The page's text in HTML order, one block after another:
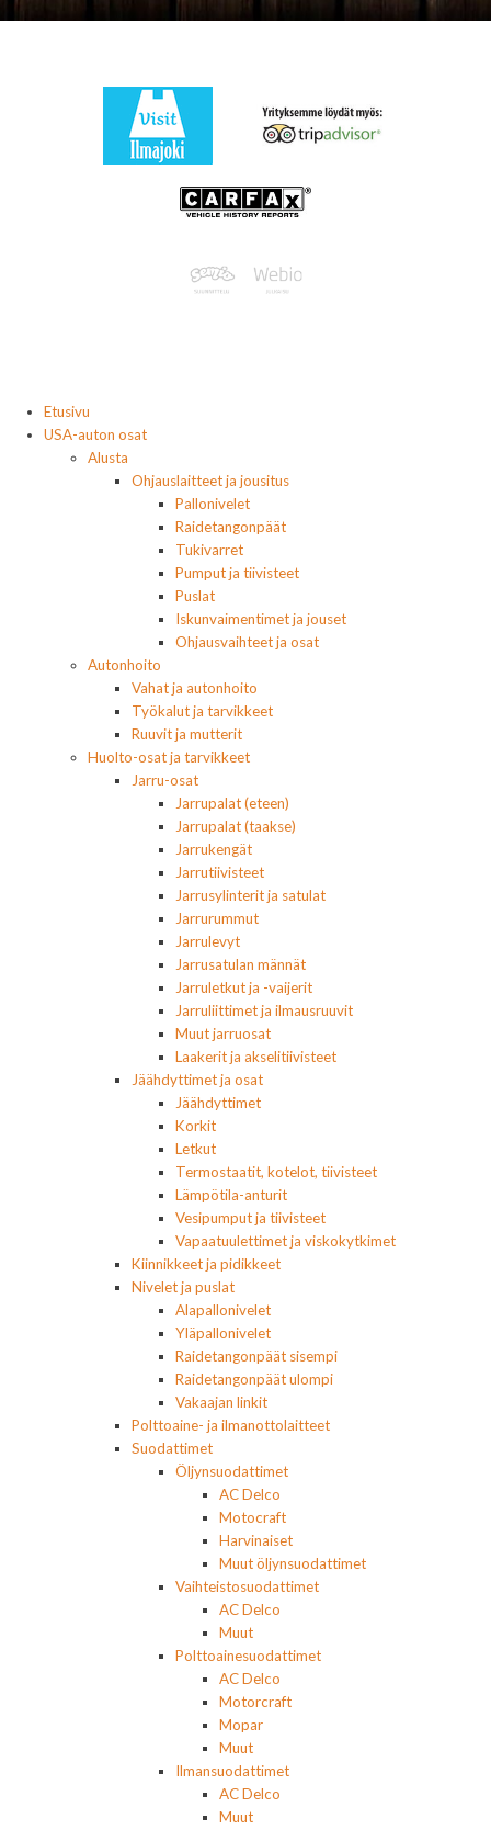
Etusivu
USA-auton osat
Alusta
Ohjauslaitteet ja jousitus
Pallonivelet
Raidetangonpäät
Tukivarret
Pumput ja tiivisteet
Puslat
Iskunvaimentimet ja jouset
Ohjausvaihteet ja osat
Autonhoito
Vahat ja autonhoito
Työkalut ja tarvikkeet
Ruuvit ja mutterit
Huolto-osat ja tarvikkeet
Jarru-osat
Jarrupalat (eteen)
Jarrupalat (taakse)
Jarrukengät
Jarrutiivisteet
Jarrusylinterit ja satulat
Jarrurummut
Jarrulevyt
Jarrusatulan männät
Jarruletkut ja -vaijerit
Jarruliittimet ja ilmausruuvit
Muut jarruosat
Laakerit ja akselitiivisteet
Jäähdyttimet ja osat
Jäähdyttimet
Korkit
Letkut
Termostaatit, kotelot, tiivisteet
Lämpötila-anturit
Vesipumput ja tiivisteet
Vapaatuulettimet ja viskokytkimet
Kiinnikkeet ja pidikkeet
Nivelet ja puslat
Alapallonivelet
Yläpallonivelet
Raidetangonpäät sisempi
Raidetangonpäät ulompi
Vakaajan linkit
Polttoaine- ja ilmanottolaitteet
Suodattimet
Öljynsuodattimet
AC Delco
Motocraft
Harvinaiset
Muut öljynsuodattimet
Vaihteistosuodattimet
AC Delco
Muut
Polttoainesuodattimet
AC Delco
Motorcraft
Mopar
Muut
Ilmansuodattimet
AC Delco
Muut